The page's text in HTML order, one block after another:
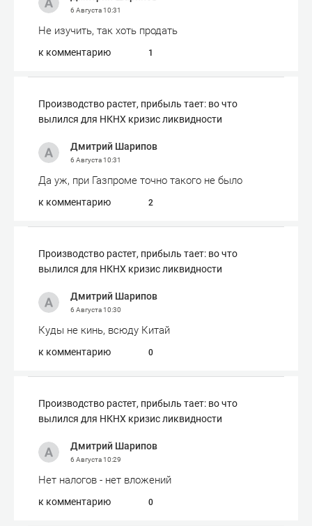
6 Августа10:31
Не изучить, так хоть продать
к комментарию 1
Производство растет, прибыль тает: во что
вылился для НКНХ кризис ликвидности
Дмитрий Шарипов
6 Августа10:31
Да уж, при Газпроме точно такого не было
к комментарию 2
Производство растет, прибыль тает: во что
вылился для НКНХ кризис ликвидности
Дмитрий Шарипов
6 Августа10:30
Куды не кинь, всюду Китай
к комментарию 0
Производство растет, прибыль тает: во что
вылился для НКНХ кризис ликвидности
Дмитрий Шарипов
6 Августа10:29
Нет налогов - нет вложений
к комментарию 0